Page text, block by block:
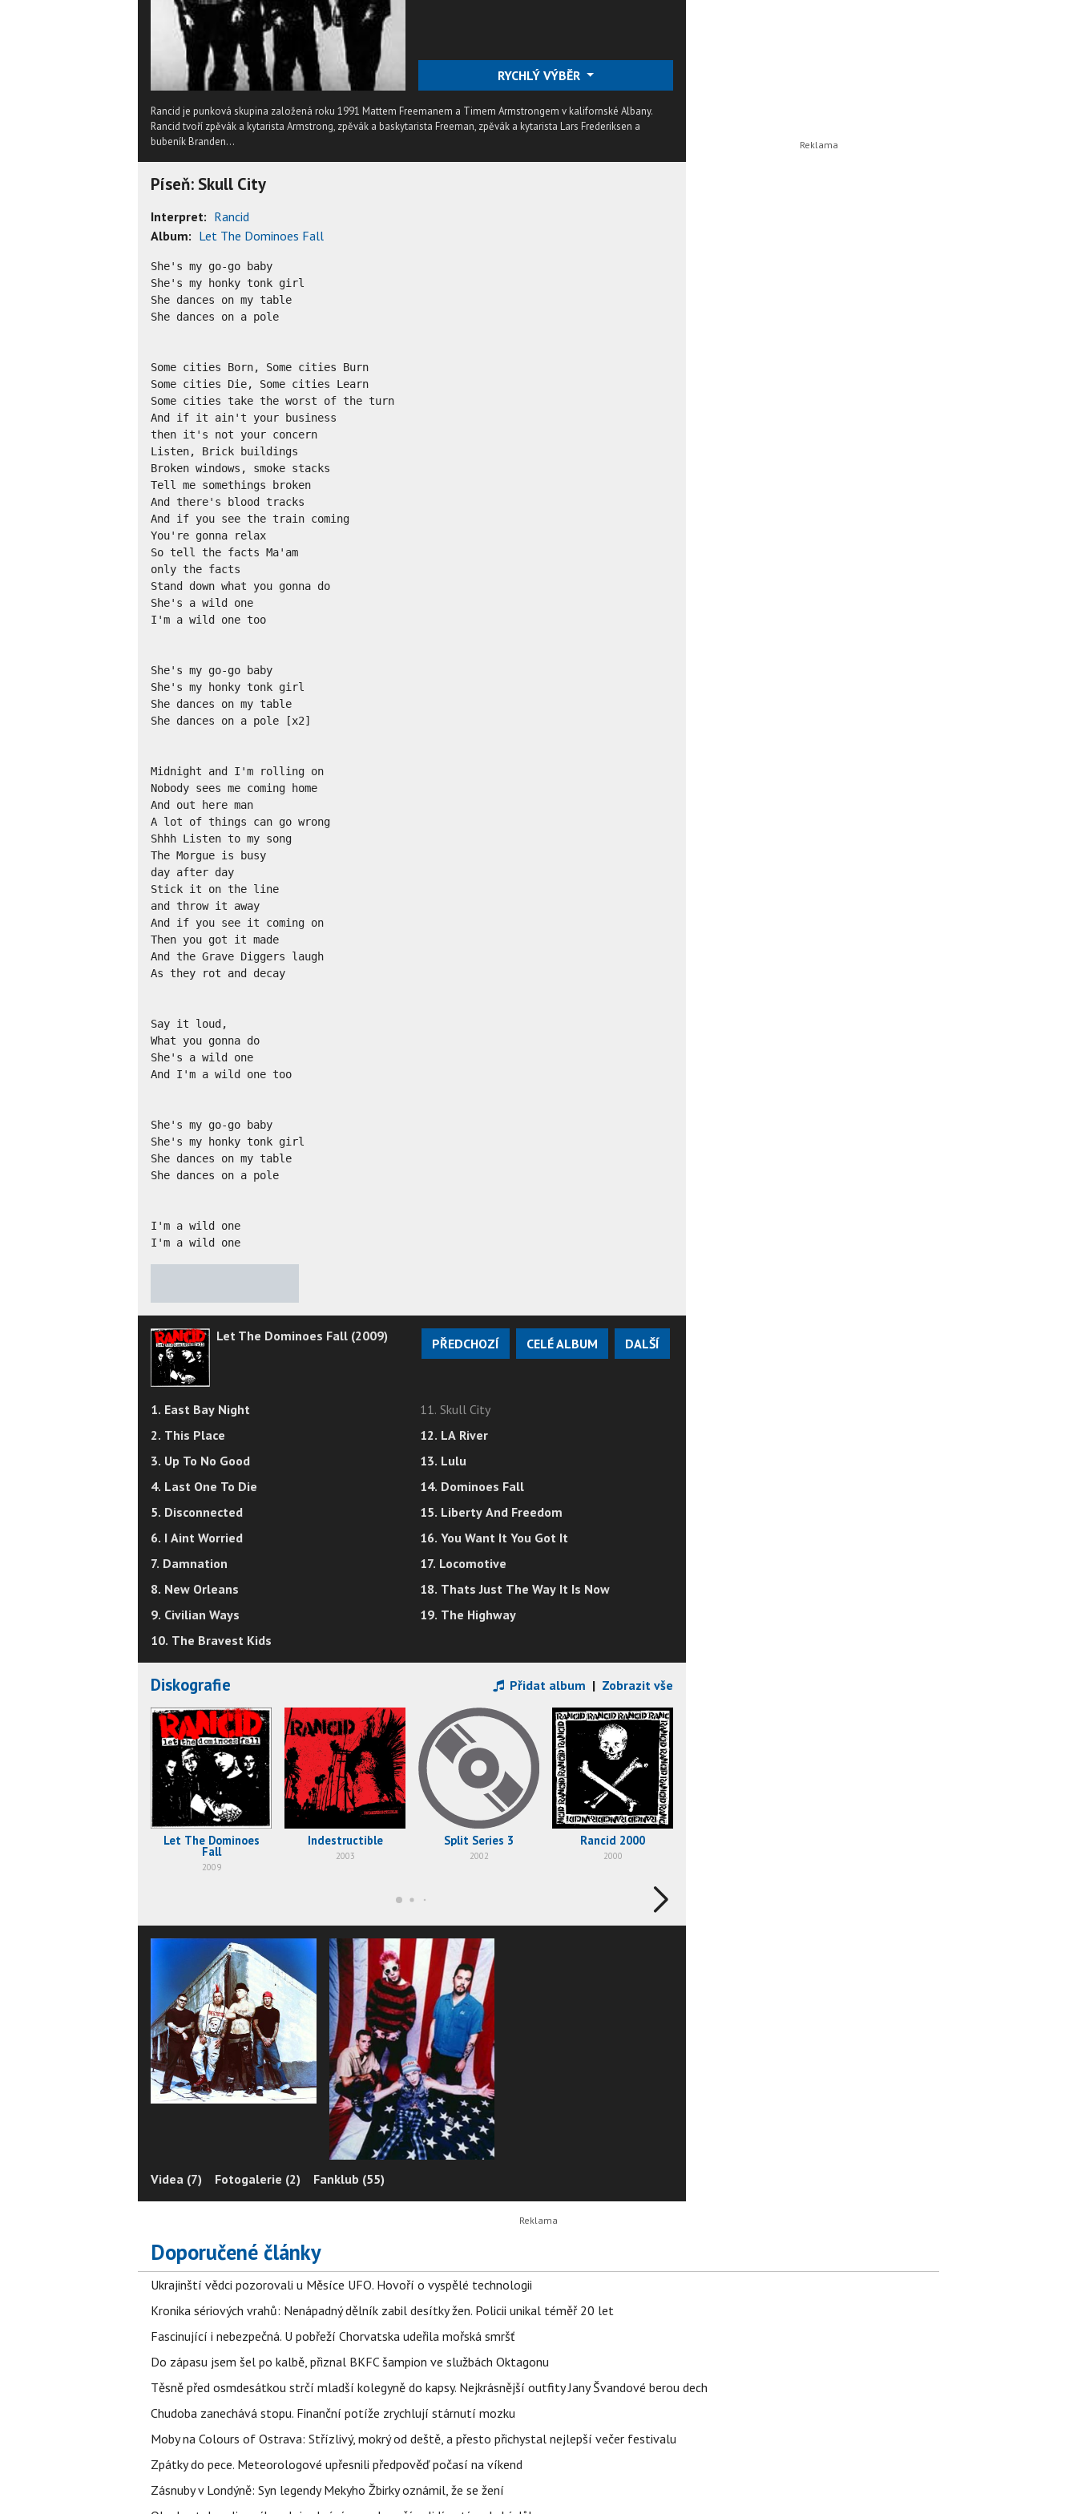
RYCHLÝ VÝBĚR
Rancid je punková skupina založená roku 1991 Mattem Freemanem a Timem Armstrongem v kalifornské Albany.
Rancid tvoří zpěvák a kytarista Armstrong, zpěvák a baskytarista Freeman, zpěvák a kytarista Lars Frederiksen a
bubeník Branden...
Píseň: Skull City
Interpret: Rancid
Album: Let The Dominoes Fall
She's my go-go baby
She's my honky tonk girl
She dances on my table
She dances on a pole
Some cities Born, Some cities Burn
Some cities Die, Some cities Learn
Some cities take the worst of the turn
And if it ain't your business
then it's not your concern
Listen, Brick buildings
Broken windows, smoke stacks
Tell me somethings broken
And there's blood tracks
And if you see the train coming
You're gonna relax
So tell the facts Ma'am
only the facts
Stand down what you gonna do
She's a wild one
I'm a wild one too
She's my go-go baby
She's my honky tonk girl
She dances on my table
She dances on a pole [x2]
Midnight and I'm rolling on
Nobody sees me coming home
And out here man
A lot of things can go wrong
Shhh Listen to my song
The Morgue is busy
day after day
Stick it on the line
and throw it away
And if you see it coming on
Then you got it made
And the Grave Diggers laugh
As they rot and decay
Say it loud,
What you gonna do
She's a wild one
And I'm a wild one too
She's my go-go baby
She's my honky tonk girl
She dances on my table
She dances on a pole
I'm a wild one
I'm a wild one
Let The Dominoes Fall (2009) PŘEDCHOZÍ CELÉ ALBUM DALŠÍ
1. East Bay Night
2. This Place
3. Up To No Good
4. Last One To Die
5. Disconnected
6. I Aint Worried
7. Damnation
8. New Orleans
9. Civilian Ways
10. The Bravest Kids
11. Skull City
12. LA River
13. Lulu
14. Dominoes Fall
15. Liberty And Freedom
16. You Want It You Got It
17. Locomotive
18. Thats Just The Way It Is Now
19. The Highway
Diskografie Přidat album | Zobrazit vše
Let The Dominoes
Fall
2009
Indestructible
2003
Split Series 3
2002
Rancid 2000
2000
Videa (7) Fotogalerie (2) Fanklub (55)
Doporučené články
Ukrajinští vědci pozorovali u Měsíce UFO. Hovoří o vyspělé technologii
Kronika sériových vrahů: Nenápadný dělník zabil desítky žen. Policii unikal téměř 20 let
Fascinující i nebezpečná. U pobřeží Chorvatska udeřila mořská smršť
Do zápasu jsem šel po kalbě, přiznal BKFC šampion ve službách Oktagonu
Těsně před osmdesátkou strčí mladší kolegyně do kapsy. Nejkrásnější outfity Jany Švandové berou dech
Chudoba zanechává stopu. Finanční potíže zrychlují stárnutí mozku
Moby na Colours of Ostrava: Střízlivý, mokrý od deště, a přesto přichystal nejlepší večer festivalu
Zpátky do pece. Meteorologové upřesnili předpověď počasí na víkend
Zásnuby v Londýně: Syn legendy Mekyho Žbirky oznámil, že se žení